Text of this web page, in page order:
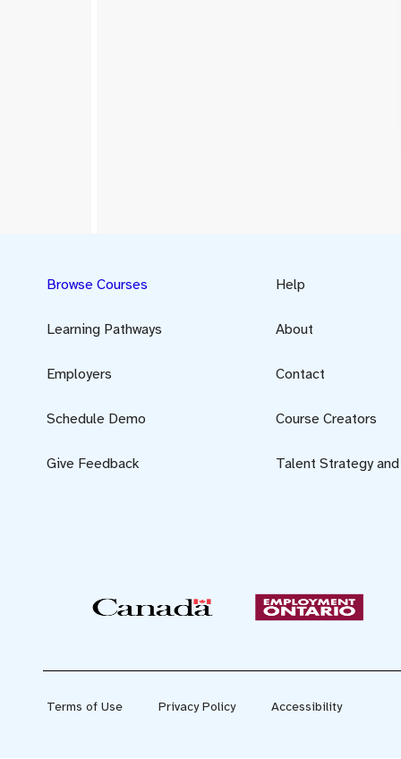
Browse Courses
Learning Pathways
Employers
Schedule Demo
Give Feedback
Help
About
Contact
Course Creators
Talent Strategy
Terms of Use Privacy Policy Accessibility